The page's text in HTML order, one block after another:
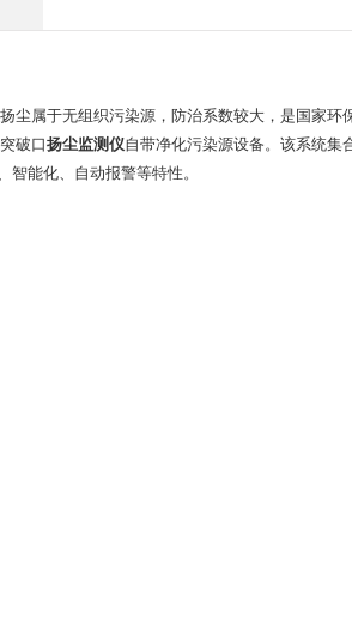
尘属于无组织污染源，防治系数较大，是国家环
破口扬尘监测仪自带净化污染源设备。该系统集
能化、自动报警等特性。